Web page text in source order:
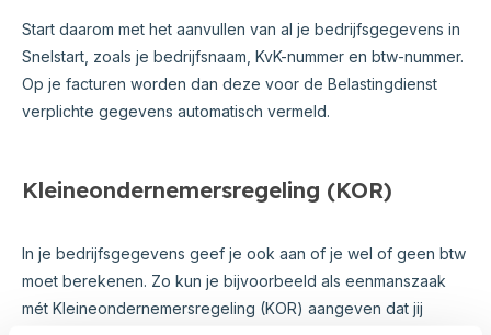
Start daarom met het aanvullen van al je bedrijfsgegevens in
Snelstart, zoals je bedrijfsnaam, KvK-nummer en btw-nummer.
Op je facturen worden dan deze voor de Belastingdienst
verplichte gegevens automatisch vermeld.
Kleineondernemersregeling (KOR)
In je bedrijfsgegevens geef je ook aan of je wel of geen btw
moet berekenen. Zo kun je bijvoorbeeld als eenmanszaak
mét Kleineondernemersregeling (KOR) aangeven dat jij